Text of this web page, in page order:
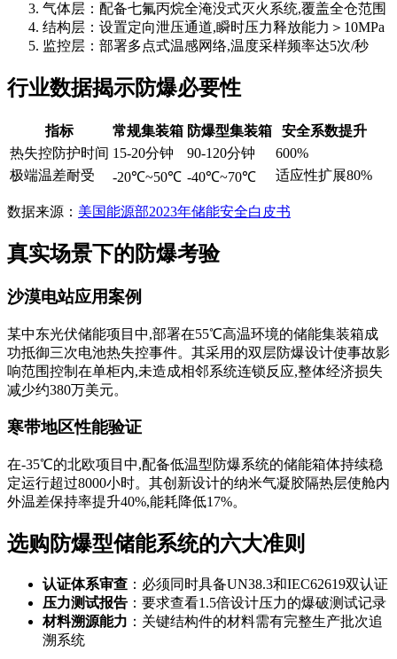
气体层：配备七氟丙烷全淹没式灭火系统,覆盖全仓范围
结构层：设置定向泄压通道,瞬时压力释放能力＞10MPa
监控层：部署多点式温感网络,温度采样频率达5次/秒
行业数据揭示防爆必要性
指标 常规集装箱 防爆型集装箱
安全系数提升
热失控防护时间 15-20分钟 90-120分钟
600%
极端温差耐受
-20℃~50℃ -40℃~70℃ 适应性扩展80%
数据来源： 美国能源部2023年储能安全白皮书
真实场景下的防爆考验
沙漠电站应用案例
某中东光伏储能项目中,部署在55℃高温环境的储能集装箱成
功抵御三次电池热失控事件。其采用的双层防爆设计使事故影
响范围控制在单柜内,未造成相邻系统连锁反应,整体经济损失
减少约380万美元。
寒带地区性能验证
在-35℃的北欧项目中,配备低温型防爆系统的储能箱体持续稳
定运行超过8000小时。其创新设计的纳米气凝胶隔热层使舱内
外温差保持率提升40%,能耗降低17%。
选购防爆型储能系统的六大准则
认证体系审查 ：必须同时具备UN38.3和IEC62619双认证
压力测试报告 ：要求查看1.5倍设计压力的爆破测试记录
材料溯源能力 ：关键结构件的材料需有完整生产批次追
溯系统